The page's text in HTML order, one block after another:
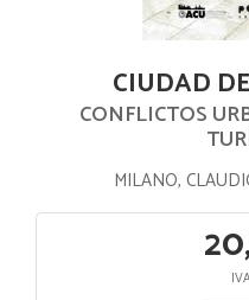
CIUDAD
CONFLICTOS
MILANO,